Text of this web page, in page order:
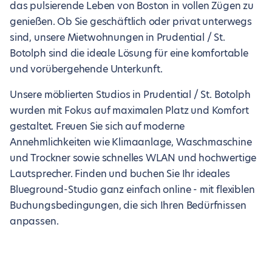
das pulsierende Leben von Boston in vollen Zügen zu
genießen. Ob Sie geschäftlich oder privat unterwegs
sind, unsere Mietwohnungen in Prudential / St.
Botolph sind die ideale Lösung für eine komfortable
und vorübergehende Unterkunft.
Unsere möblierten Studios in Prudential / St. Botolph
wurden mit Fokus auf maximalen Platz und Komfort
gestaltet. Freuen Sie sich auf moderne
Annehmlichkeiten wie Klimaanlage, Waschmaschine
und Trockner sowie schnelles WLAN und hochwertige
Lautsprecher. Finden und buchen Sie Ihr ideales
Blueground-Studio ganz einfach online - mit flexiblen
Buchungsbedingungen, die sich Ihren Bedürfnissen
anpassen.